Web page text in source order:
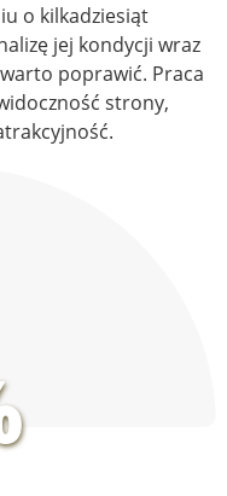
o kilkadziesiąt
jej kondycji wraz
poprawić. Praca
strony,